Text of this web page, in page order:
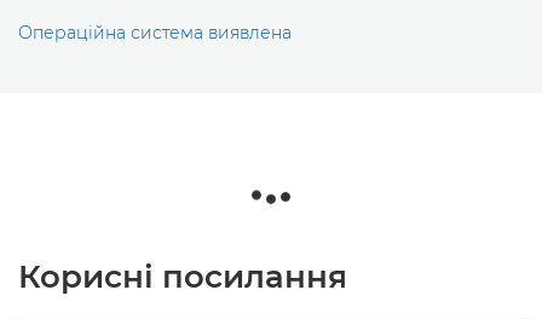
Операційна система виявлена
Корисні посилання